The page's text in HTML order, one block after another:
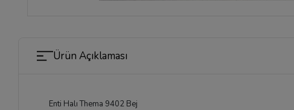
Ürün Açıklaması
Enti Halı Thema 9402 Bej